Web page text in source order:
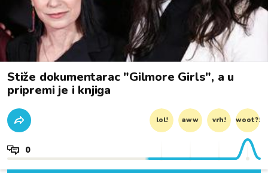
Stiže dokumentarac "Gilmore Girls", a u
pripremi je i knjiga
lol! aww vrh! woot?!
0